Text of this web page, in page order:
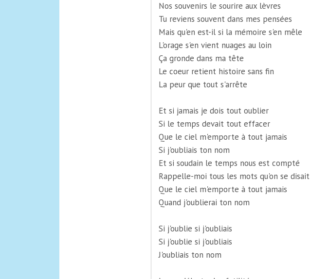
Nos souvenirs le sourire aux lèvres
Tu reviens souvent dans mes pensées
Mais qu'en est-il si la mémoire s'en mêle
L'orage s'en vient nuages au loin
Ça gronde dans ma tête
Le coeur retient histoire sans fin
La peur que tout s'arrête
Et si jamais je dois tout oublier
Si le temps devait tout effacer
Que le ciel m'emporte à tout jamais
Si j'oubliais ton nom
Et si soudain le temps nous est compté
Rappelle-moi tous les mots qu'on se disait
Que le ciel m'emporte à tout jamais
Quand j'oublierai ton nom
Si j'oublie si j'oubliais
Si j'oublie si j'oubliais
J'oubliais ton nom